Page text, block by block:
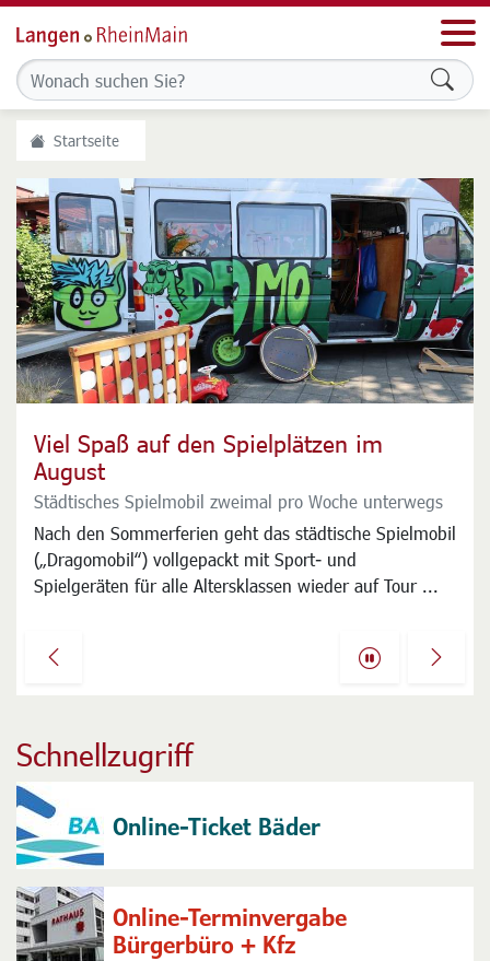
Startseite
Viel Spaß auf den Spielplätzen im
August
Städtisches Spielmobil zweimal pro Woche unterwegs
Nach den Sommerferien geht das städtische Spielmobil
(„Dragomobil“) vollgepackt mit Sport- und
Spielgeräten für alle Altersklassen wieder auf Tour ...
Wochenmarkt zukunftssicher machen
Stadt prüft Abgabe des Betriebs an privaten Betreiber
Der Wochenmarkt dienstags und freitags auf dem
Langener Jahnplatz ist seit Jahrzehnten ein beliebter
Treffpunkt und ein wichtiger Faktor der
Nahversorgung, der viele Kunden anzieht ...
Previous Next
Schnellzugriff
Online-Ticket Bäder
Online-Terminvergabe
Bürgerbüro + Kfz